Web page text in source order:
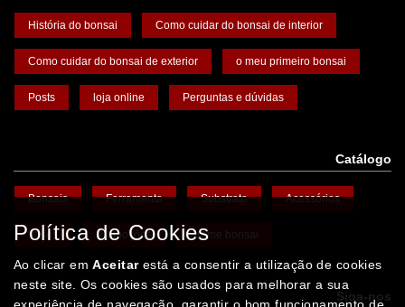
História do bonsai Como cuidar do bonsai de interior
Como cuidar do bonsai de exterior o meu primeiro bonsai
Posts loja online Perguntas e dúvidas
Catálogo
Bonsais Ferramenta Substrato Acessórios
Vasos Promoções Arame bonsai
Siga-nos
Política de Cookies
Ao clicar emAceitarestá a consentir a utilização de cookies
neste site. Os cookies são usados para melhorar a sua